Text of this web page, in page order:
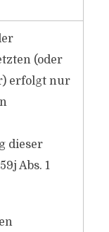
(oder
erfolgt nur
dieser
Abs. 1